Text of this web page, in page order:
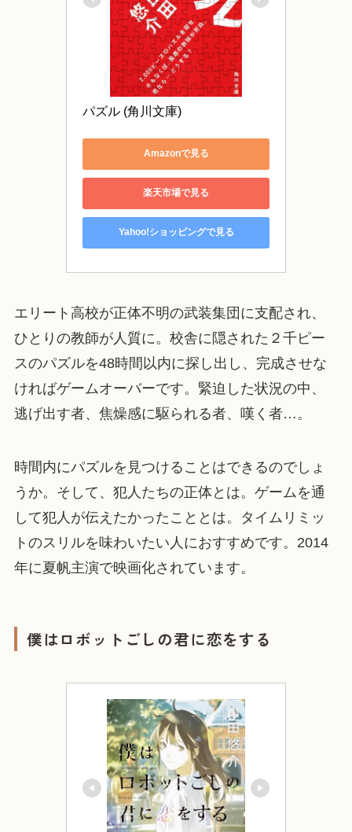
パズル (角川文庫)
Amazonで見る
楽天市場で見る
Yahoo!ショッピングで見る
エリート高校が正体不明の武装集団に支配され、
ひとりの教師が人質に。校舎に隠された２千ピー
スのパズルを48時間以内に探し出し、完成させな
ければゲームオーバーです。緊迫した状況の中、
逃げ出す者、焦燥感に駆られる者、嘆く者…。
時間内にパズルを見つけることはできるのでしょ
うか。そして、犯人たちの正体とは。ゲームを通
して犯人が伝えたかったこととは。タイムリミッ
トのスリルを味わいたい人におすすめです。2014
年に夏帆主演で映画化されています。
僕はロボットごしの君に恋をする